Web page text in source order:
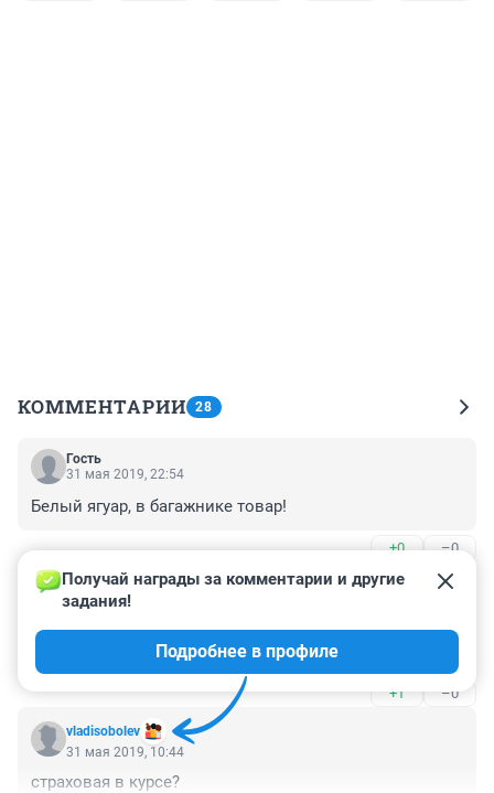
КОММЕНТАРИИ 28
Гость
31 мая 2019, 22:54
Белый ягуар, в багажнике товар!
+0 –0
Гость
31 мая 2019, 11:06
На что только не идут застройщики что бы
+1 –0
vladisobolev
Получай награды за комментарии и другие
задания!
Подробнее в профиле
31 мая 2019, 10:44
страховая в курсе?